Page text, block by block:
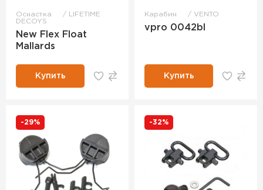
Оснастка
LIFETIME
DECOYS
New Flex Float
Mallards
Купить
Карабин VENTO
vpro 0042bl
Купить
-29% -32%